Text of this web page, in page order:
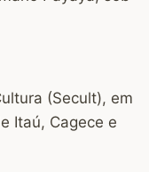
(Secult), em
Itaú, Cagece e